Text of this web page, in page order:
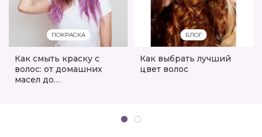
ПОКРАСКА
Как смыть краску с
волос: от домашних
масел до
БЛОГ
Как выбрать лучший
цвет волос